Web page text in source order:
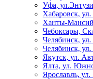
Уфа,
Хабаровск,
Ханты-
Чебоксары,
Челябинск,
Челябинск,
Якутск, ул.
Ялта, ул.
Ярославль,